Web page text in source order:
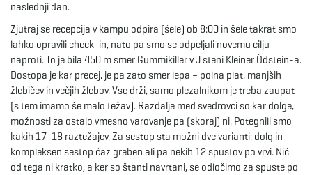
naslednji dan.
Zjutraj se recepcija v kampu odpira (šele) ob 8:00 in šele takrat smo
lahko opravili check-in, nato pa smo se odpeljali novemu cilju
naproti. To je bila 450 m smer Gummikiller v J steni Kleiner Ödstein-a.
Dostopa je kar precej, je pa zato smer lepa – polna plat, manjših
žlebičev in večjih žlebov. Vse drži, samo plezalnikom je treba zaupat
(s tem imamo še malo težav). Razdalje med svedrovci so kar dolge,
možnosti za ostalo vmesno varovanje pa (skoraj) ni. Potegnili smo
kakih 17-18 raztežajev. Za sestop sta možni dve varianti: dolg in
kompleksen sestop čaz greben ali pa nekih 12 spustov po vrvi. Nič
od tega ni kratko, a ker so štanti navrtani, se odločimo za spuste po